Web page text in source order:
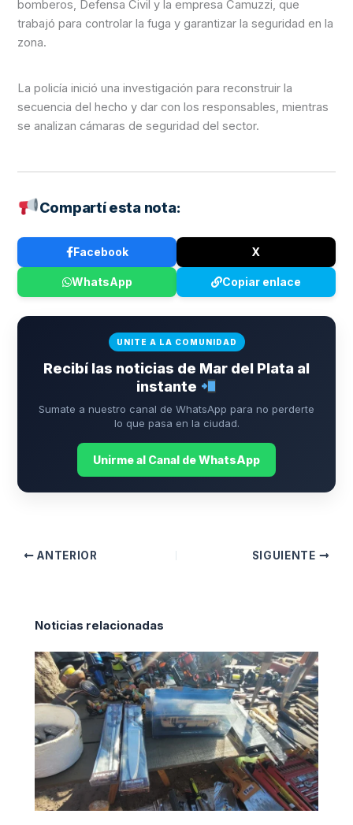
bomberos, Defensa Civil y la empresa Camuzzi, que
trabajó para controlar la fuga y garantizar la seguridad en la
zona.
La policía inició una investigación para reconstruir la
secuencia del hecho y dar con los responsables, mientras
se analizan cámaras de seguridad del sector.
Compartí esta nota:
Facebook X
WhatsApp Copiar enlace
UNITE A LA COMUNIDAD
Recibí las noticias de Mar del Plata al
instante
Sumate a nuestro canal de WhatsApp para no perderte
lo que pasa en la ciudad.
Unirme al Canal de WhatsApp
ANTERIOR SIGUIENTE
Noticias relacionadas